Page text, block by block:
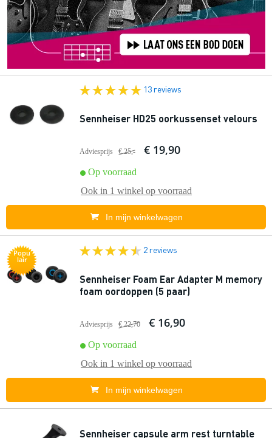
13 reviews
Sennheiser HD25 oorkussenset velours
Adviesprijs € 25,- € 19,90
Op voorraad
Ook in 1 winkel op voorraad
In mijn winkelwagen
Popu
lair
2 reviews
Sennheiser Foam Ear Adapter M memory
foam oordoppen (5 paar)
Adviesprijs € 22,70 € 16,90
Op voorraad
Ook in 1 winkel op voorraad
In mijn winkelwagen
Sennheiser capsule arm rest turntable